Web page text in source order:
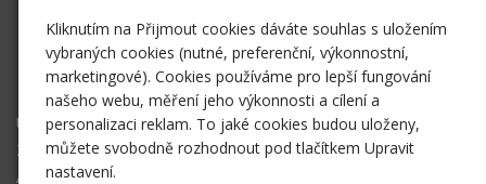
sktrifid@sktrifid.cz
606 64 64 99
475 504 457
Úvodní stránka
Ze života klubu
Archiv 2002 - 2006
Kliknutím na Přijmout cookies dáváte souhlas s uložením
vybraných cookies (nutné, preferenční, výkonnostní,
marketingové). Cookies používáme pro lepší fungování
našeho webu, měření jeho výkonnosti a cílení a
personalizaci reklam. To jaké cookies budou uloženy,
můžete svobodně rozhodnout pod tlačítkem Upravit
nastavení.